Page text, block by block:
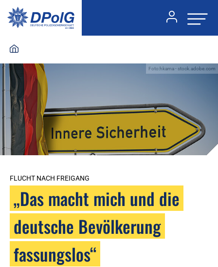
Foto:hkama - stock.adobe.com
FLUCHT NACH FREIGANG
„Das macht mich und die
deutsche Bevölkerung
fassungslos“